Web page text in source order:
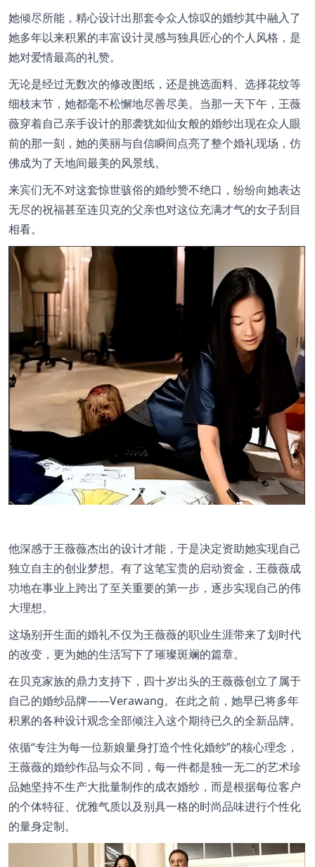
她倾尽所能，精心设计出那套令众人惊叹的婚纱其中融入了
她多年以来积累的丰富设计灵感与独具匠心的个人风格，是
她对爱情最高的礼赞。
无论是经过无数次的修改图纸，还是挑选面料、选择花纹等
细枝末节，她都毫不松懈地尽善尽美。当那一天下午，王薇
薇穿着自己亲手设计的那袭犹如仙女般的婚纱出现在众人眼
前的那一刻，她的美丽与自信瞬间点亮了整个婚礼现场，仿
佛成为了天地间最美的风景线。
来宾们无不对这套惊世骇俗的婚纱赞不绝口，纷纷向她表达
无尽的祝福甚至连贝克的父亲也对这位充满才气的女子刮目
相看。
他深感于王薇薇杰出的设计才能，于是决定资助她实现自己
独立自主的创业梦想。有了这笔宝贵的启动资金，王薇薇成
功地在事业上跨出了至关重要的第一步，逐步实现自己的伟
大理想。
这场别开生面的婚礼不仅为王薇薇的职业生涯带来了划时代
的改变，更为她的生活写下了璀璨斑斓的篇章。
在贝克家族的鼎力支持下，四十岁出头的王薇薇创立了属于
自己的婚纱品牌——Verawang。在此之前，她早已将多年
积累的各种设计观念全部倾注入这个期待已久的全新品牌。
依循“专注为每一位新娘量身打造个性化婚纱”的核心理念，
王薇薇的婚纱作品与众不同，每一件都是独一无二的艺术珍
品她坚持不生产大批量制作的成衣婚纱，而是根据每位客户
的个体特征、优雅气质以及别具一格的时尚品味进行个性化
的量身定制。